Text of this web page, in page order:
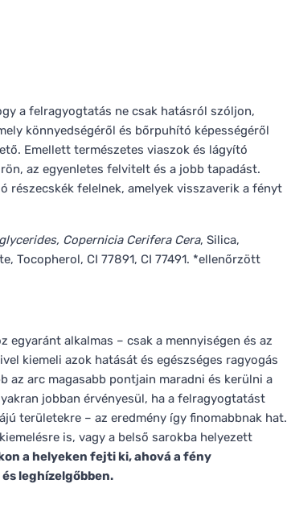
a felragyogtatás ne csak hatásról szóljon,
könnyedségéről és bőrpuhító képességéről
Emellett természetes viaszok és lágyító
az egyenletes felvitelt és a jobb tapadást.
részecskék felelnek, amelyek visszaverik a fényt
Copernicia Cerifera Cera, Silica,
Tocopherol, CI 77891, CI 77491. *ellenőrzött
alkalmas – csak a mennyiségen és az
kiemeli azok hatását és egészséges ragyogás
az arc magasabb pontjain maradni és kerülni a
jobban érvényesül, ha a felragyogtatást
területekre – az eredmény így finomabbnak hat.
is, vagy a belső sarokba helyezett
a helyeken fejti ki, ahová a fény
leghízelgőbben.